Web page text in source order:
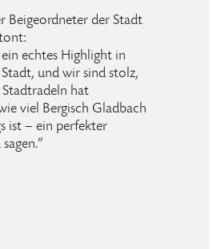
Beigeordneter der Stadt
echtes Highlight in
und wir sind stolz,
Stadtradeln hat
viel Bergisch Gladbach
ist – ein perfekter